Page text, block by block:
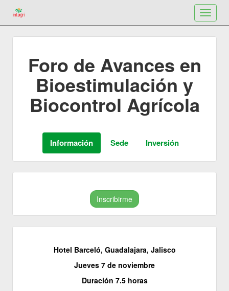
Toggle
Foro de Avances en
Bioestimulación y
Biocontrol Agrícola
Inscribirme
Hotel Barceló, Guadalajara, Jalisco
Jueves 7 de noviembre
Duración 7.5 horas